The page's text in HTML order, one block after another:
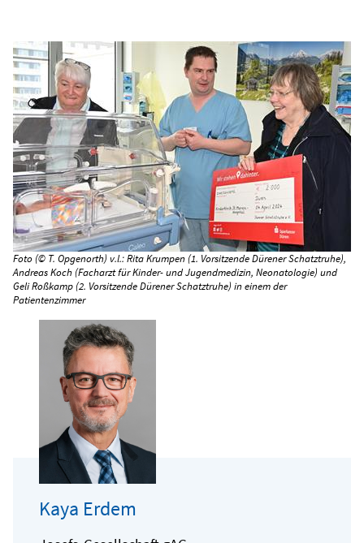
Kaya Erdem
Foto (© T. Opgenorth) v.l.: Rita Krumpen (1. Vorsitzende Dürener Schatztruhe),
Andreas Koch (Facharzt für Kinder- und Jugendmedizin, Neonatologie) und
Geli Roßkamp (2. Vorsitzende Dürener Schatztruhe) in einem der
Patientenzimmer